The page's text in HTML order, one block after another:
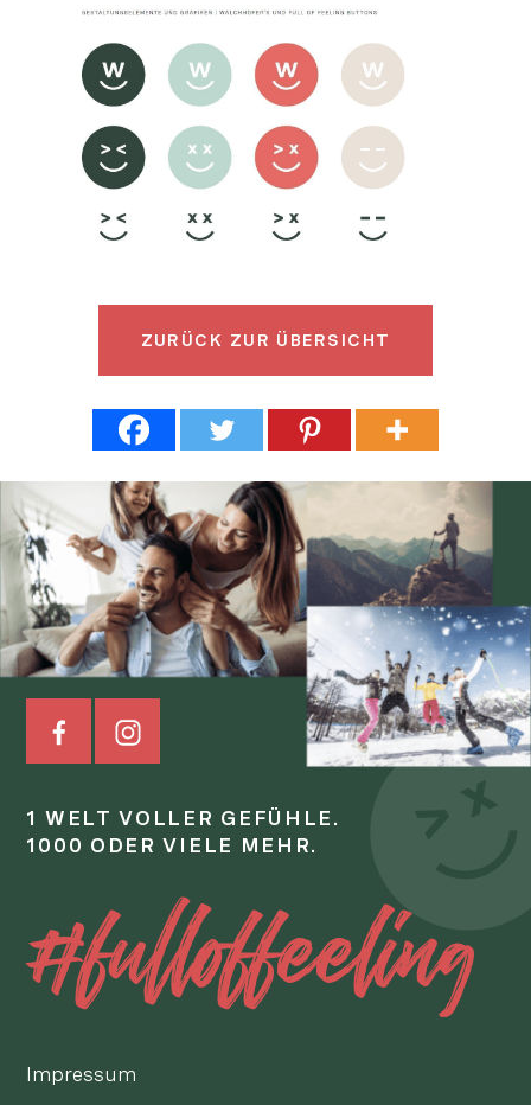
ZURÜCK ZUR ÜBERSICHT
1 WELT VOLLER GEFÜHLE.
1000 ODER VIELE MEHR.
#fulloffeeling
Impressum